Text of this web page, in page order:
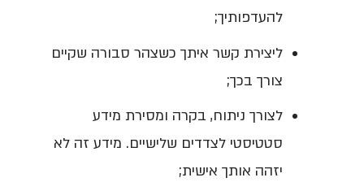
להעדפותיך;
ליצירת קשר איתך כשצהר סבורה שקיים
צורך בכך;
לצורך ניתוח, בקרה ומסירת מידע
סטטיסטי לצדדים שלישיים. מידע זה לא
יזהה אותך אישית;